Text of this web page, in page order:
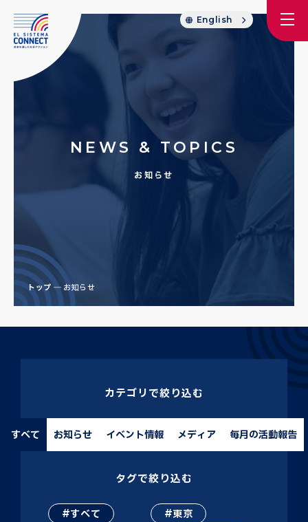
English
NEWS & TOPICS
お知らせ
トップ お知らせ
カテゴリで絞り込む
すべて お知らせ イベント情報 メディア 毎月の活動報告
タグで絞り込む
すべて
東京